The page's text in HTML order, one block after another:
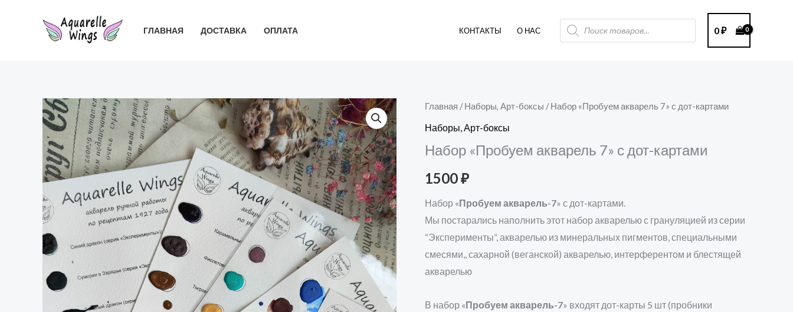
содержимому
ГЛАВНАЯ ДОСТАВКА ОПЛАТА КОНТАКТЫ О НАС
Поиск
товаров
0₽
Главная /Наборы, Арт-боксы / Набор «Пробуем акварель 7» с дот-картами
Наборы, Арт-боксы
Набор «Пробуем акварель 7» с дот-картами
1500₽
Набор «Пробуем акварель-7» с дот-картами.
Мы постарались наполнить этот набор акварелью с грануляцией из серии
“Эксперименты”, акварелью из минеральных пигментов, специальными
смесями,, сахарной (веганской) акварелью, интерферентом и блестящей
акварелью
В набор «Пробуем акварель-7» входят дот-карты 5 шт (пробники